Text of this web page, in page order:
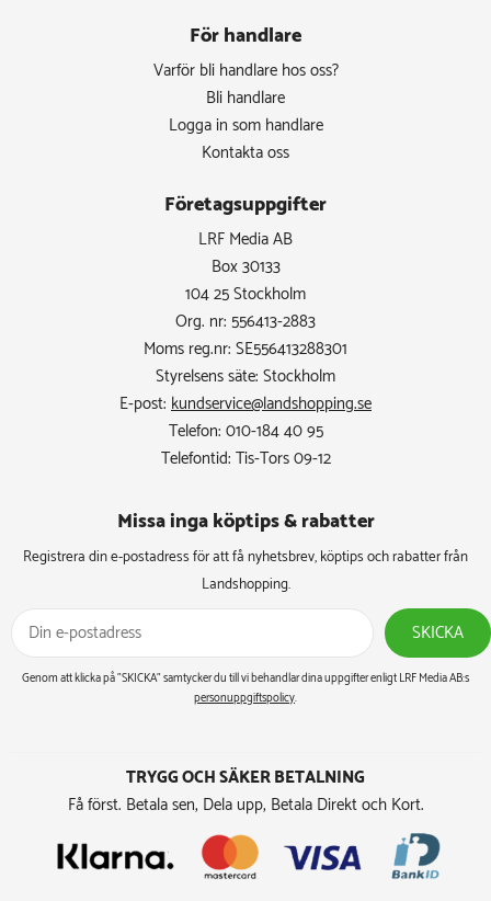
För handlare
Varför bli handlare hos oss?
Bli handlare
Logga in som handlare
Kontakta oss
Företagsuppgifter
LRF Media AB
Box 30133
104 25 Stockholm
Org. nr: 556413-2883
Moms reg.nr: SE556413288301
Styrelsens säte: Stockholm
E-post: kundservice@landshopping.se
Telefon: 010-184 40 95
Telefontid: Tis-Tors 09-12
Missa inga köptips & rabatter​
Registrera din e-postadress för att få nyhetsbrev, köptips och rabatter från
Landshopping.
SKICKA
Genom att klicka på ”SKICKA” samtycker du till vi behandlar dina uppgifter enligt LRF Media AB:s
personuppgiftspolicy.
TRYGG OCH SÄKER BETALNING
Få först. Betala sen, Dela upp, Betala Direkt och Kort.